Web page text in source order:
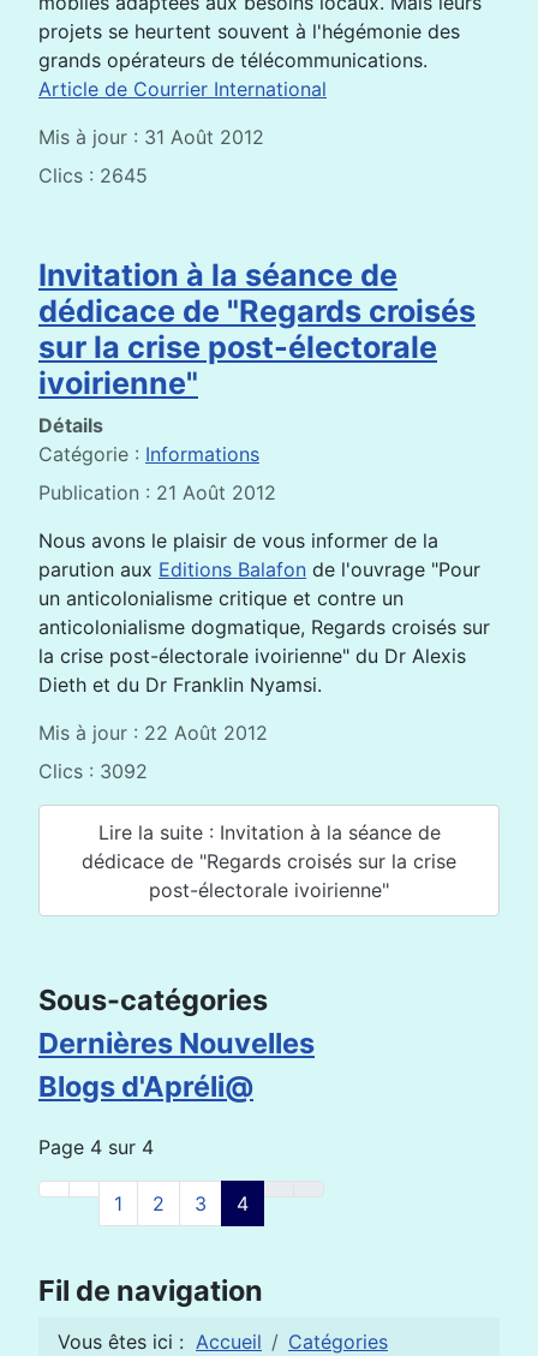
projets se heurtent souvent à l'hégémonie des
grands opérateurs de télécommunications.
Article de Courrier International
Mis à jour : 31 Août 2012
Clics : 2645
Invitation à la séance de
dédicace de "Regards croisés
sur la crise post-électorale
ivoirienne"
Détails
Catégorie : Informations
Publication : 21 Août 2012
Nous avons le plaisir de vous informer de la
parution aux Editions Balafon de l'ouvrage "Pour
un anticolonialisme critique et contre un
anticolonialisme dogmatique, Regards croisés sur
la crise post-électorale ivoirienne" du Dr Alexis
Dieth et du Dr Franklin Nyamsi.
Mis à jour : 22 Août 2012
Clics : 3092
Lire la suite : Invitation à la séance de
dédicace de "Regards croisés sur la crise
post-électorale ivoirienne"
Sous-catégories
Dernières Nouvelles
Blogs d'Apréli@
Page 4 sur 4
1 2 3 4
Fil de navigation
Vous êtes ici : Accueil
Catégories